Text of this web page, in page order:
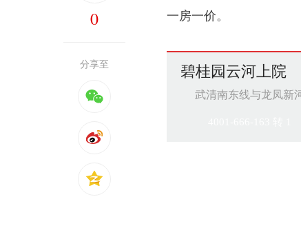
0
分享至
一房一价。
碧桂园云河上院
武清南东线与龙凤新